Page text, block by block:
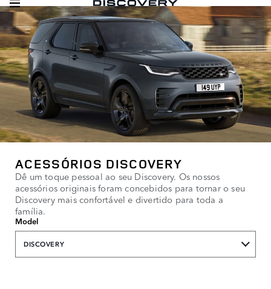
ACESSÓRIOS DISCOVERY
Dê um toque pessoal ao seu Discovery. Os nossos
acessórios originais foram concebidos para tornar o seu
Discovery mais confortável e divertido para toda a
família.
Model
DISCOVERY